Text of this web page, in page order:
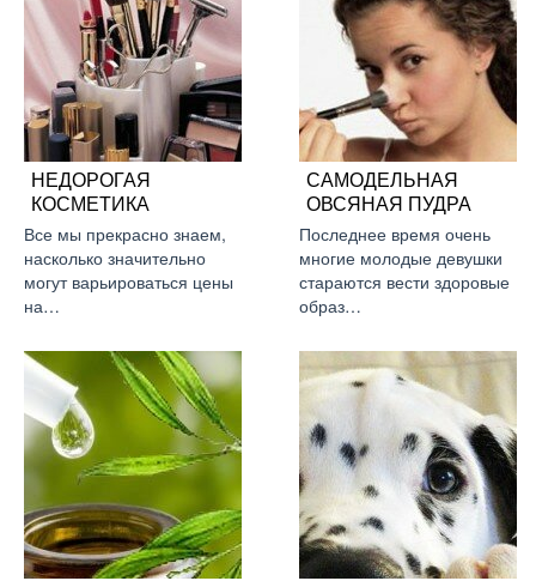
НЕДОРОГАЯ
КОСМЕТИКА
Все мы прекрасно знаем,
насколько значительно
могут варьироваться цены
на…
САМОДЕЛЬНАЯ
ОВСЯНАЯ ПУДРА
Последнее время очень
многие молодые девушки
стараются вести здоровые
образ…